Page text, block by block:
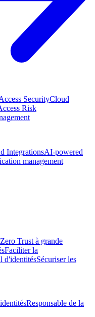
SecurityCloud
Risk
IntegrationsAI-powered
management
Zero Trust à grande
Faciliter la
d'identitésSécuriser les
Responsable de la